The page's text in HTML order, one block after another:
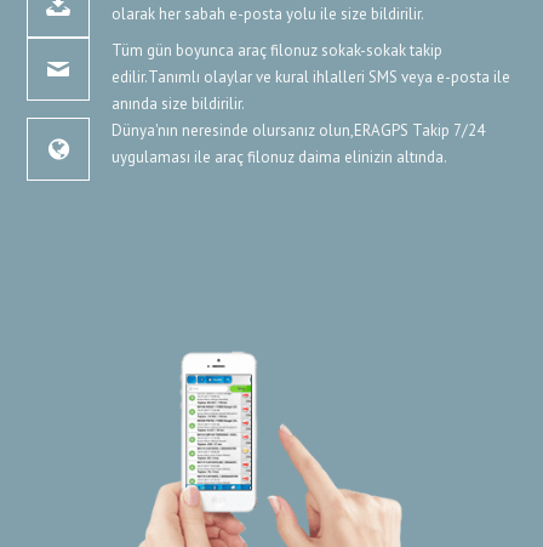
olarak her sabah e-posta yolu ile size bildirilir.
Tüm gün boyunca araç filonuz sokak-sokak takip
edilir.Tanımlı olaylar ve kural ihlalleri SMS veya e-posta ile
anında size bildirilir.
Dünya'nın neresinde olursanız olun,ERAGPS Takip 7/24
uygulaması ile araç filonuz daima elinizin altında.